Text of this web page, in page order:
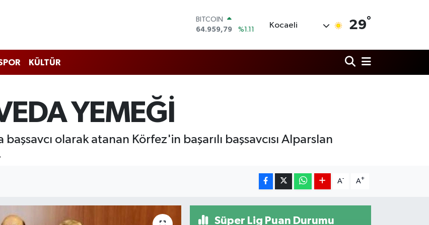
DOLAR
47,7436
%0.18
55,2510
%0.32
Kocaeli 29°
KÜLTÜR
YEMEĞİ
başsavcı olarak atanan Körfez'in başarılı başsavcısı Alparslan
A- A+
Süper Lig Puan Durumu